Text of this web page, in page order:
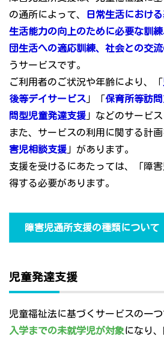
の通所によって、
日常生活におけ
生活能力の向上のために必要な訓
団生活への適応訓練、社会との交
うサービスです。
ご利用者のご状況や年齢により、「
後等デイサービス 」「保育所等訪
問型児童発達支援 」などのサービ
また、サービスの利用に関する計
害児相談支援 」があります。
支援を受けるにあたっては、「障
得する必要があります。
障害児通所支援の種類について
児童発達支援
児童福祉法に基づくサービスの一つ
入学までの未就学児が対象になり